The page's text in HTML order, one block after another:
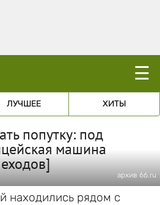
☰
ЛУЧШЕЕ ХИТЫ
попутку: под
машина
архив 66.ru
находились рядом с